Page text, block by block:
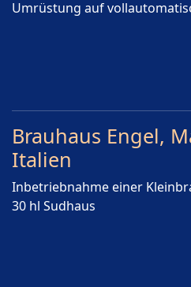
Umrüstung auf
Brauhaus Engel,
Italien
Inbetriebnahme einer
30 hl Sudhaus